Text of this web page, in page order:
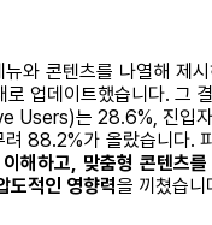
와 콘텐츠를 나열해 제
업데이트했습니다. 그
Users)는 28.6%, 진입자
88.2%가 올랐습니다.
해하고, 맞춤형 콘텐츠
도적인 영향력을 끼쳤습니